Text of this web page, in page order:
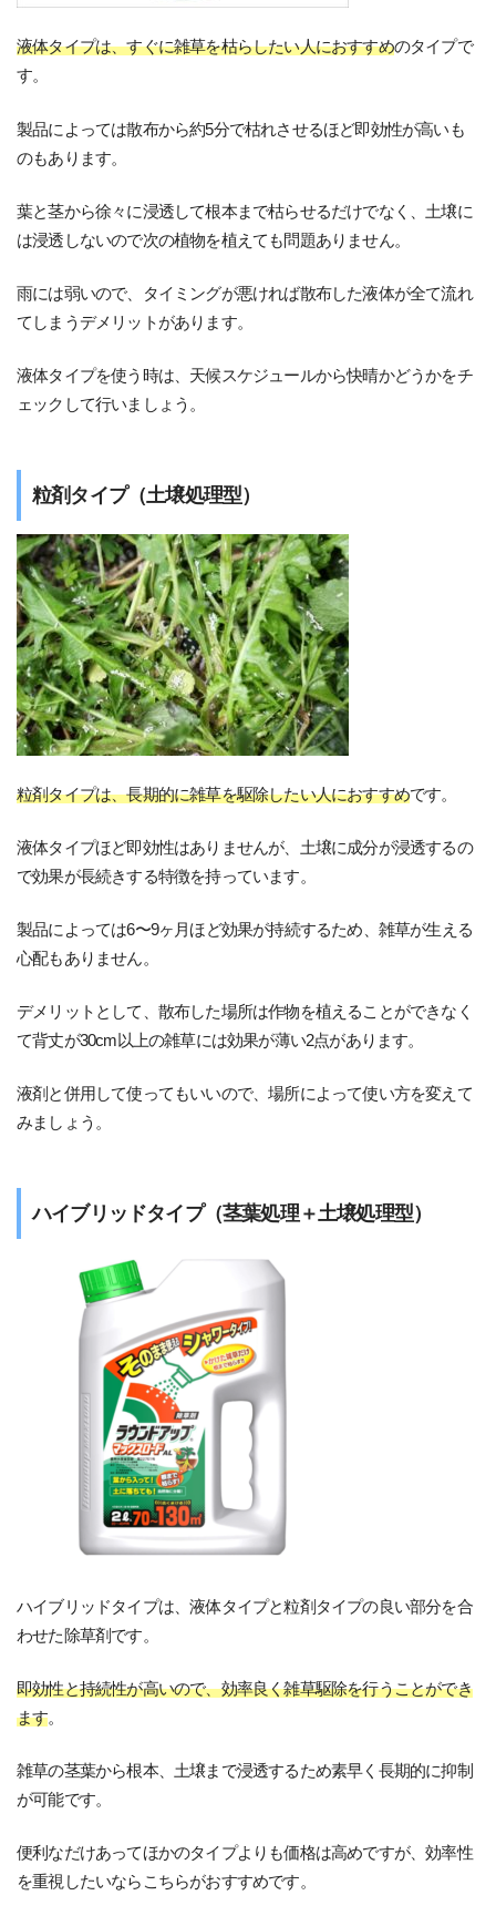
液体タイプは、すぐに雑草を枯らしたい人におすすめのタイプで
す。
製品によっては散布から約5分で枯れさせるほど即効性が高いも
のもあります。
葉と茎から徐々に浸透して根本まで枯らせるだけでなく、土壌に
は浸透しないので次の植物を植えても問題ありません。
雨には弱いので、タイミングが悪ければ散布した液体が全て流れ
てしまうデメリットがあります。
液体タイプを使う時は、天候スケジュールから快晴かどうかをチ
ェックして行いましょう。
粒剤タイプ（土壌処理型）
粒剤タイプは、長期的に雑草を駆除したい人におすすめです。
液体タイプほど即効性はありませんが、土壌に成分が浸透するの
で効果が長続きする特徴を持っています。
製品によっては6〜9ヶ月ほど効果が持続するため、雑草が生える
心配もありません。
デメリットとして、散布した場所は作物を植えることができなく
て背丈が30cm以上の雑草には効果が薄い2点があります。
液剤と併用して使ってもいいので、場所によって使い方を変えて
みましょう。
ハイブリッドタイプ（茎葉処理＋土壌処理型）
ハイブリッドタイプは、液体タイプと粒剤タイプの良い部分を合
わせた除草剤です。
即効性と持続性が高いので、効率良く雑草駆除を行うことができ
ます。
雑草の茎葉から根本、土壌まで浸透するため素早く長期的に抑制
が可能です。
便利なだけあってほかのタイプよりも価格は高めですが、効率性
を重視したいならこちらがおすすめです。